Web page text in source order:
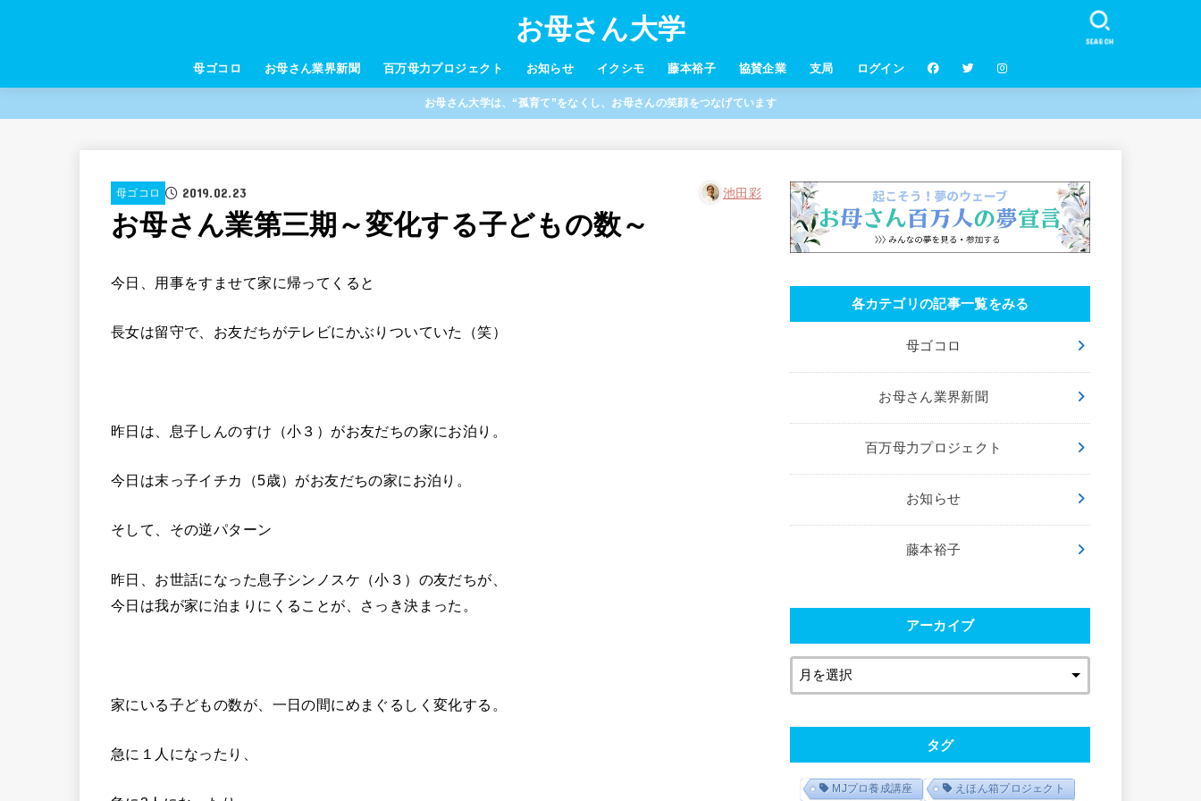
お母さん大学
母ゴコロ お母さん業界新聞 百万母力プロジェクト お知らせ イクシモ 藤本裕子 協賛企業 支局 ログイン
SEARCH
お母さん大学は、“孤育て”をなくし、お母さんの笑顔をつなげています
母ゴコロ 2019.02.23 池田彩
お母さん業第三期～変化する子どもの数～
今日、用事をすませて家に帰ってくると
長女は留守で、お友だちがテレビにかぶりついていた（笑）
昨日は、息子しんのすけ（小３）がお友だちの家にお泊り。
今日は末っ子イチカ（5歳）がお友だちの家にお泊り。
そして、その逆パターン
昨日、お世話になった息子シンノスケ（小３）の友だちが、
今日は我が家に泊まりにくることが、さっき決まった。
家にいる子どもの数が、一日の間にめまぐるしく変化する。
急に１人になったり、
各カテゴリの記事一覧をみる
母ゴコロ
お母さん業界新聞
百万母力プロジェクト
お知らせ
藤本裕子
アーカイブ
タグ
MJプロ養成講座 えほん箱プロジェクト